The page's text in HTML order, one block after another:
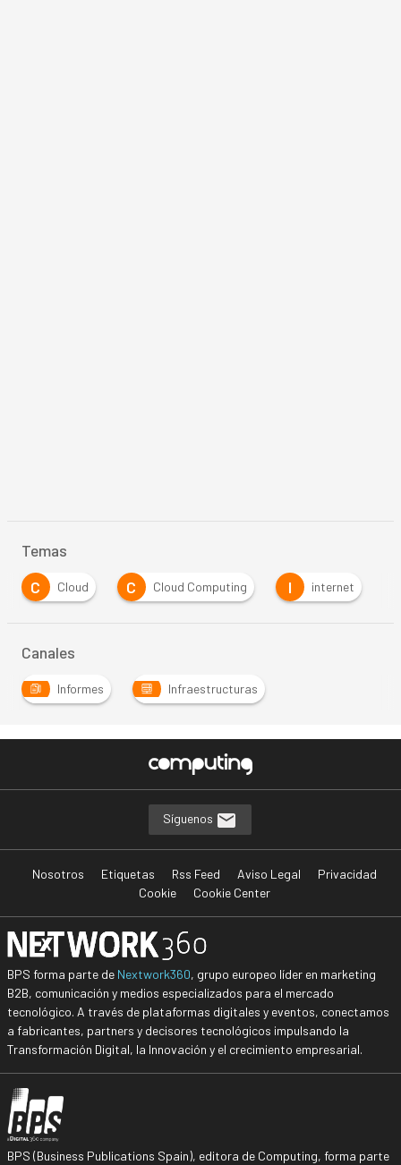
Temas
C
Cloud C Cloud Computing I internet
Canales
Informes Infraestructuras
Síguenos
Nosotros Etiquetas Rss Feed Aviso Legal
Privacidad
Cookie
Cookie Center
BPS forma parte de Nextwork360, grupo europeo líder en marketing
B2B, comunicación y medios especializados para el mercado
tecnológico. A través de plataformas digitales y eventos, conectamos
a fabricantes, partners y decisores tecnológicos impulsando la
Transformación Digital, la Innovación y el crecimiento empresarial.
BPS (Business Publications Spain), editora de Computing, forma parte